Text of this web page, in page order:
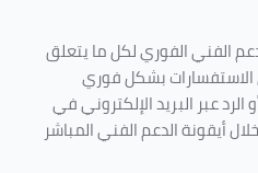
الفني الفوري لكل ما يتعلق
الاستفسارات بشكل فوري
عبر البريد الإلكتروني في
أيقونة الدعم الفني المباشر